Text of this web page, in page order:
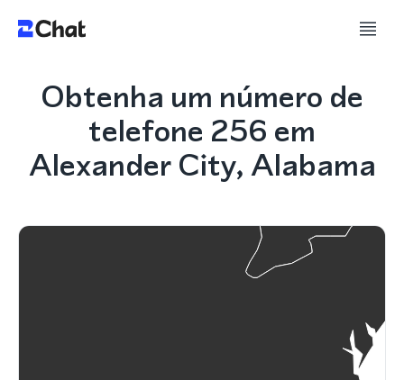
Obtenha um número de
telefone 256 em
Alexander City, Alabama